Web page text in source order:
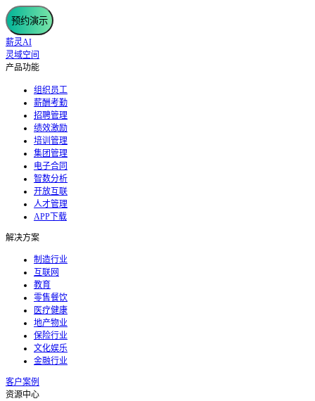
预约演示
薪灵AI
灵域空间
产品功能
组织员工
薪酬考勤
招聘管理
绩效激励
培训管理
集团管理
电子合同
智数分析
开放互联
人才管理
APP下载
解决方案
制造行业
互联网
教育
零售餐饮
医疗健康
地产物业
保险行业
文化娱乐
金融行业
客户案例
资源中心